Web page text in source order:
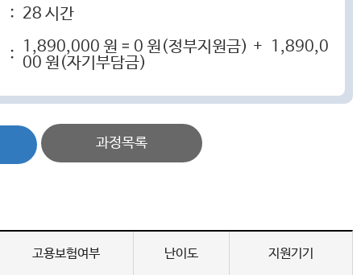
: 28 시간
: 1,890,000 원 = 0 원(정부지원금) + 1,890,0
00 원(자기부담금)
과정목록
고용보험여부 난이도 지원기기